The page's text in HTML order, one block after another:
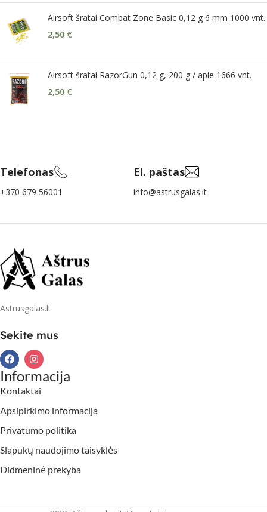
Airsoft šratai Combat Zone Basic 0,12 g 6 mm 1000 vnt.
2,50 €
Airsoft šratai RazorGun 0,12 g, 200 g / apie 1666 vnt.
2,50 €
Telefonas
+370 679 56001
El. paštas
info@astrusgalas.lt
Astrusgalas.lt
Sekite mus
Informacija
Kontaktai
Apsipirkimo informacija
Privatumo politika
Slapukų naudojimo taisyklės
Didmeninė prekyba